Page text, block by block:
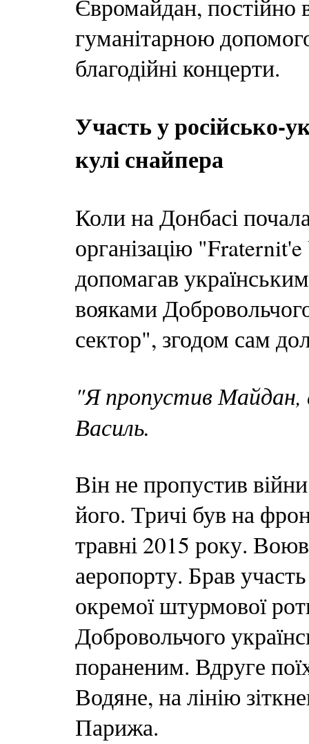
Євромайдан, постійно
гуманітарною
благодійні концерти.
Участь у російсько-
кулі снайпера
Коли на Донбасі
організацію
допомагав
вояками
сектор", згодом сам
"Я пропустив Майдан,
Василь.
Він не пропустив
його. Тричі був на
травні 2015 року.
аеропорту. Брав
окремої штурмової
Добровольчого
пораненим. Вдруге
Водяне, на лінію
Парижа.